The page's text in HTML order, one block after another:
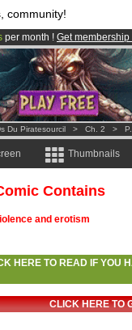
community!
per month ! Get membership
& mangas!.
Du Piratesourcil > Ch. 2 >
Thumbnails
Contains
and erotism
HERE TO READ IF YOU
CLICK HERE TO